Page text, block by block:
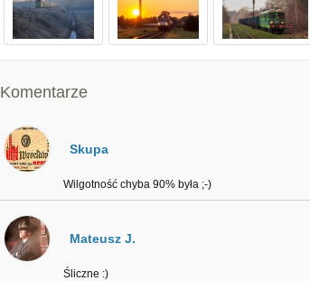
Komentarze
Skupa
Wilgotność chyba 90% była ;-)
Mateusz J.
Śliczne :)